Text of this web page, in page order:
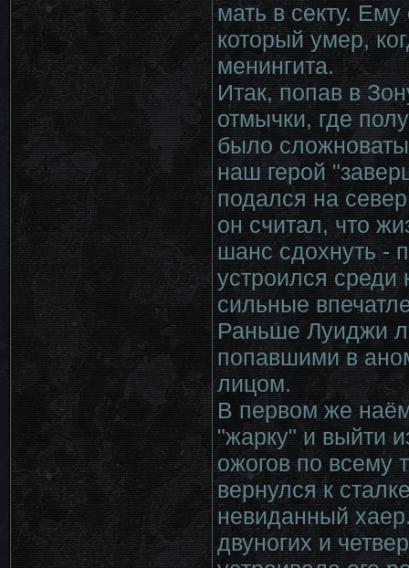
мать в секту.
который умер,
менингита.
Итак, попав в
отмычки, где
было
наш герой
подался на
он считал, что
шанс сдохнуть -
устроился среди
сильные
Раньше Луиджи
попавшими в
лицом.
В первом же
"жарку" и выйти
ожогов по всему
вернулся к
невиданный
двуногих и